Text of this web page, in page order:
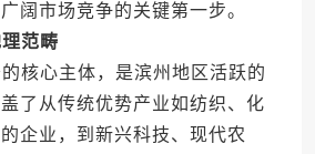
阔市场竞争的关键第一步。
范畴
心主体，是滨州地区活跃的
了从传统优势产业如纺织、化
企业，到新兴科技、现代农